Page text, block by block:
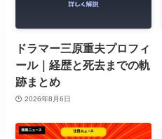
ドラマー三原重夫プロフィ
ール｜経歴と死去までの軌
跡まとめ
2026年8月6日